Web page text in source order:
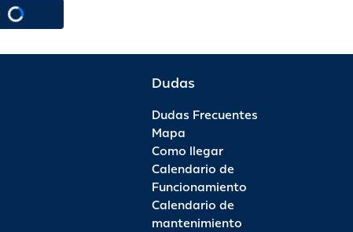
Dudas
Dudas Frecuentes
Mapa
Como llegar
Calendario de
Funcionamiento
Calendario de
mantenimiento